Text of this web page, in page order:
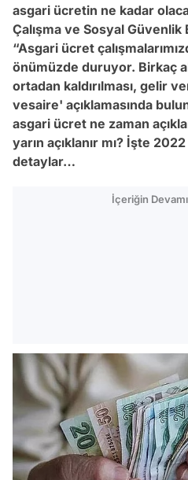
asgari ücretin ne kadar
Çalışma ve Sosyal Güvenlik
“Asgari ücret
önümüzde duruyor. Birkaç
ortadan kaldırılması, gelir
vesaire' açıklamasında
asgari ücret ne zaman
yarın açıklanır mı? İşte
detaylar…
İçeriğin